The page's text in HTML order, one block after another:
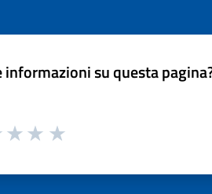
informazioni su questa